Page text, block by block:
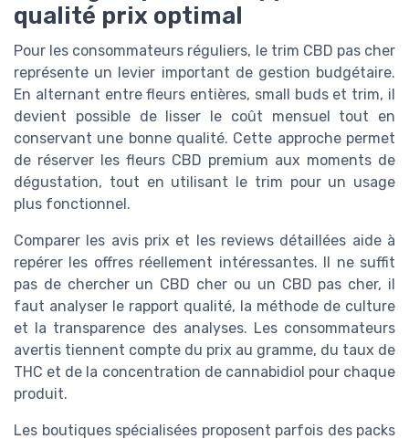
qualité prix optimal
Pour les consommateurs réguliers, le trim CBD pas cher
représente un levier important de gestion budgétaire.
En alternant entre fleurs entières, small buds et trim, il
devient possible de lisser le coût mensuel tout en
conservant une bonne qualité. Cette approche permet
de réserver les fleurs CBD premium aux moments de
dégustation, tout en utilisant le trim pour un usage
plus fonctionnel.
Comparer les avis prix et les reviews détaillées aide à
repérer les offres réellement intéressantes. Il ne suffit
pas de chercher un CBD cher ou un CBD pas cher, il
faut analyser le rapport qualité, la méthode de culture
et la transparence des analyses. Les consommateurs
avertis tiennent compte du prix au gramme, du taux de
THC et de la concentration de cannabidiol pour chaque
produit.
Les boutiques spécialisées proposent parfois des packs